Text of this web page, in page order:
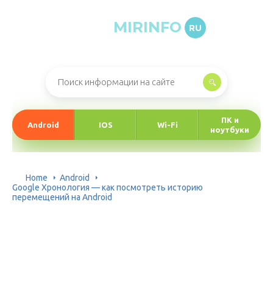
MIRINFO RU
Android IOS Wi-Fi
ПК и
ноутбуки
Home
Android
Google Хронология — как посмотреть историю
перемещений на Android